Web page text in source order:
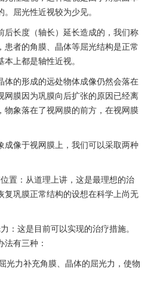
屈光性近视较为少见。
后长度（轴长）延长造成的，我们称
患者的角膜、晶体等屈光结构是正常
上都是轴性近视。
体的形成的远处物体成像仍然会落在
网膜因为巩膜向后扩张的原因已经离
物象落在了视网膜的前方，在视网膜
成像于视网膜上，我们可以采取两种
置：从道理上讲，这是最理想的治
复巩膜正常结构的设想在科学上尚无
：这是目前可以实现的治疗措施。
有三种：
光力补充角膜、晶体的屈光力，使物